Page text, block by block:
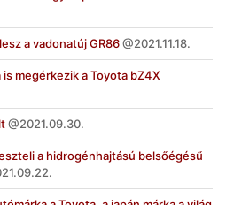
a vadonatúj GR86 2021.11.18.
megérkezik a Toyota bZ4X
2021.09.30.
a hidrogénhajtású belsőégésű